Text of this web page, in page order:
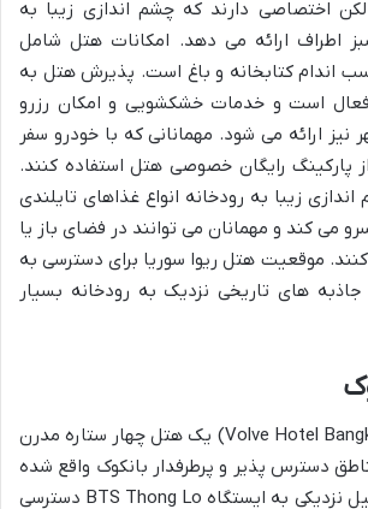
اختصاصی دارند که چشم اندازی زیبا به
اطراف ارائه می دهد. امکانات هتل شامل
اندام کتابخانه و باغ است. پذیرش هتل به
است و خدمات خشکشویی و امکان رزرو
ارائه می شود. مهمانانی که با خودرو سفر
پارکینگ رایگان خصوصی هتل استفاده کنند.
زیبا به رودخانه انواع غذاهای تایلندی
می کند و مهمانان می توانند در فضای باز یا
موقعیت هتل ریوا سوریا برای دسترسی به
های تاریخی نزدیک به رودخانه بسیار
ولو هتل بانکوک (Volve Hotel Bangkok) یک هتل چهار ستاره مدرن
دسترس پذیر و پرطرفدار بانکوک واقع شده
است. این هتل به دلیل نزدیکی به ایستگاه BTS Thong Lo دسترسی